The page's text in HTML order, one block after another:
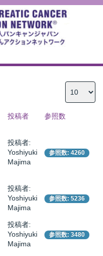
投稿者 参照数
投稿者:
Yoshiyuki
Majima
参照数: 4260
投稿者:
Yoshiyuki
Majima
参照数: 5236
投稿者:
Yoshiyuki
Majima
参照数: 3480